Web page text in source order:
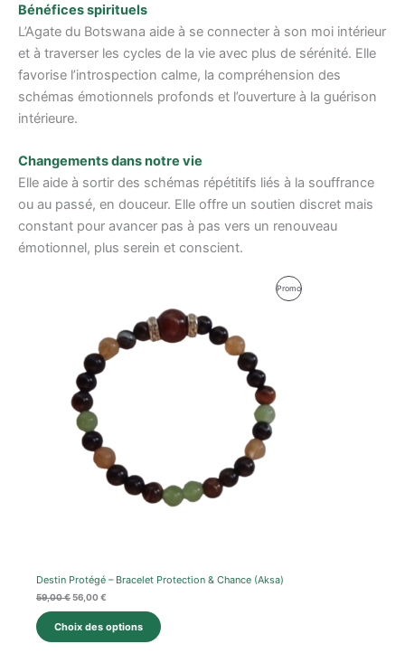
Bénéfices spirituels
L’Agate du Botswana aide à se connecter à son moi intérieur
et à traverser les cycles de la vie avec plus de sérénité. Elle
favorise l’introspection calme, la compréhension des
schémas émotionnels profonds et l’ouverture à la guérison
intérieure.
Changements dans notre vie
Elle aide à sortir des schémas répétitifs liés à la souffrance
ou au passé, en douceur. Elle offre un soutien discret mais
constant pour avancer pas à pas vers un renouveau
émotionnel, plus serein et conscient.
PromoProduit
Destin Protégé – Bracelet Protection & Chance (Aksa)
59,00€56,00€
56,00 €.
Choix des options